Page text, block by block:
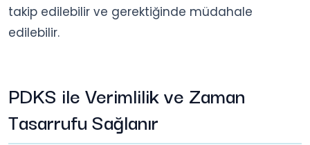
takip edilebilir ve gerektiğinde müdahale
edilebilir.
PDKS ile Verimlilik ve Zaman
Tasarrufu Sağlanır